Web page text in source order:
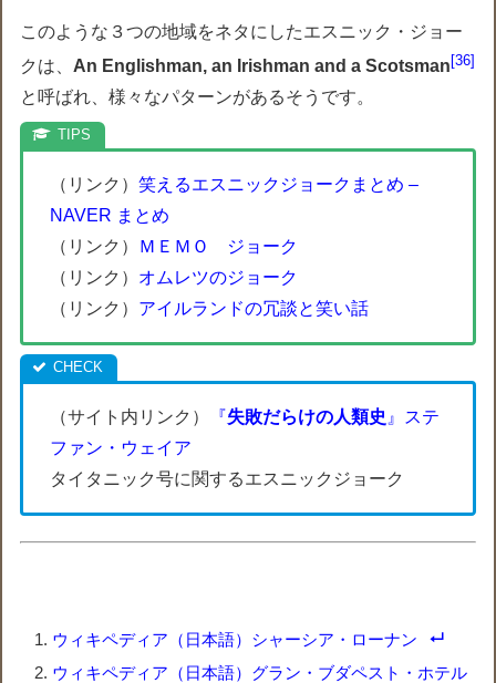
このような３つの地域をネタにしたエスニック・ジョー
クは、An Englishman, an Irishman and a Scotsman 36
と呼ばれ、様々なパターンがあるそうです。
（リンク）笑えるエスニックジョークまとめ –
NAVER まとめ
（リンク）
ＭＥＭＯ ジョーク
（リンク） オムレツのジョーク
（リンク） アイルランドの冗談と笑い話
（サイト内リンク） 『 失敗だらけの人類史 』ステ
ファン・ウェイア
タイタニック号に関するエスニックジョーク
ウィキペディア（日本語）シャーシア・ローナン
ウィキペディア（日本語）グラン・ブダペスト・ホテル